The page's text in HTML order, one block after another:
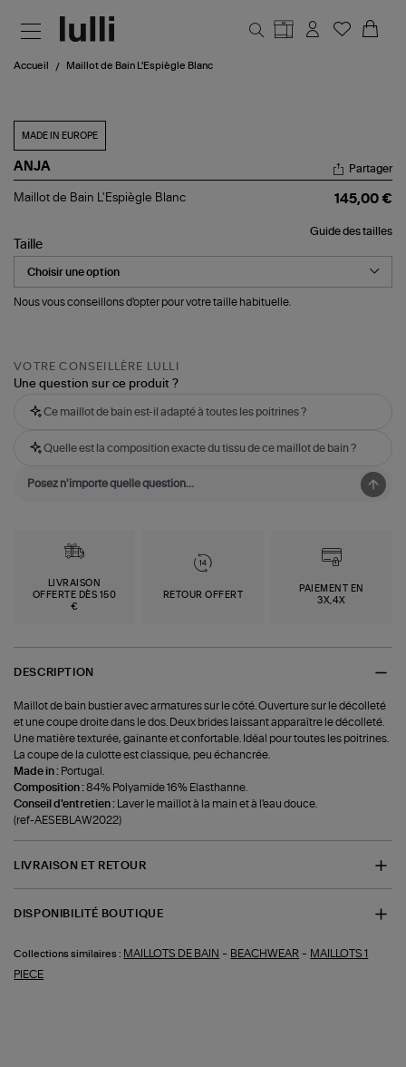
Accueil Maillot de Bain L'Espiègle Blanc
MADE IN EUROPE
ANJA
Maillot
L'Espiègle
Blanc
Partager
Maillot de Bain L'Espiègle Blanc 145,00 €
Guide des tailles
Taille
Nous vous conseillons d'opter pour votre taille habituelle.
VOTRE CONSEILLÈRE LULLI
Une question sur ce produit ?
Ce maillot de bain est-il adapté à toutes les poitrines ?
Quelle est la composition exacte du tissu de ce maillot de bain ?
LIVRAISON
OFFERTE DÈS 150
€
RETOUR OFFERT
PAIEMENT EN
3X,4X
DESCRIPTION
Maillot de bain bustier avec armatures sur le côté. Ouverture sur le décolleté
et une coupe droite dans le dos. Deux brides laissant apparaître le décolleté.
Une matière texturée, gainante et confortable. Idéal pour toutes les poitrines.
La coupe de la culotte est classique, peu échancrée.
Made in : Portugal.
Composition :84% Polyamide 16% Elasthanne.
Conseil d'entretien :
Laver le maillot à la main et à l'eau douce.
(ref-AESEBLAW2022)
LIVRAISON ET RETOUR
DISPONIBILITÉ BOUTIQUE
Collections similaires : MAILLOTS DE BAIN - BEACHWEAR - MAILLOTS 1
PIECE